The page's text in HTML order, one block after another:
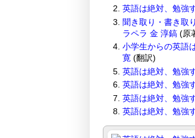
英語は絶対、勉強
聞き取り・書き取
ラペラ 金 淳鎬(原
小学生からの英語
寛(翻訳)
英語は絶対、勉強
英語は絶対、勉強
英語は絶対、勉強
英語は絶対、勉強